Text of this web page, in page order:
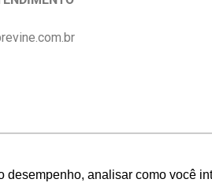
analisar como você